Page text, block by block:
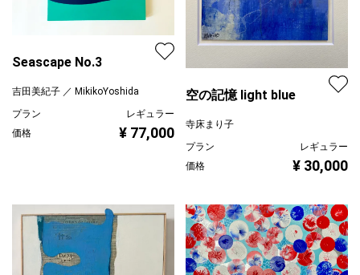
Seascape No.3
吉田美紀子 ／ MikikoYoshida
プラン
レギュラー
価格
¥ 77,000
空の記憶 light blue
寺床まり子
プラン
レギュラー
価格
¥ 30,000